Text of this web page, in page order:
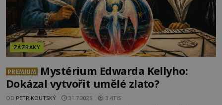
ZÁZRAKY
PREMIUM
Mystérium Edwarda Kellyho:
Dokázal vytvořit umělé zlato?
OD PETR KOUTSKÝ 31.7.2026 3.4TIS